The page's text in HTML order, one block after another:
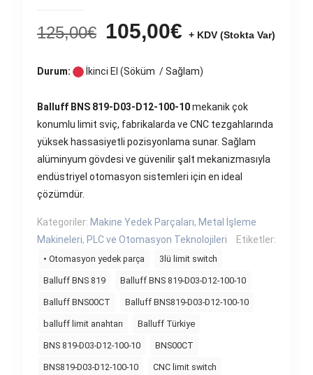
125,00€ Orijinal
125,00€.
105,00€
Durum: İkinci El (Söküm / Sağlam)
Balluff BNS 819-D03-D12-100-10mekanik çok
konumlu limit sviç, fabrikalarda ve CNC tezgahlarında
yüksek hassasiyetli pozisyonlama sunar. Sağlam
alüminyum gövdesi ve güvenilir şalt mekanizmasıyla
endüstriyel otomasyon sistemleri için en ideal
çözümdür.
Kategoriler: Makine Yedek Parçaları, Metal İşleme
Makineleri, PLC ve Otomasyon Teknolojileri Etiketler:
• Otomasyon yedek parça 3lü limit switch
Balluff BNS 819 Balluff BNS 819-D03-D12-100-10
Balluff BNS00CT Balluff BNS819-D03-D12-100-10
balluff limit anahtarı Balluff Türkiye
BNS 819-D03-D12-100-10 BNS00CT
BNS819-D03-D12-100-10 CNC limit switch